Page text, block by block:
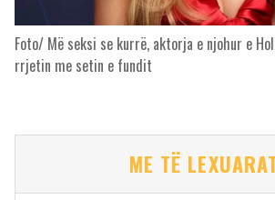
Foto/ Më seksi se kurrë, aktorja e njohur e
rrjetin me setin e fundit
ME TË